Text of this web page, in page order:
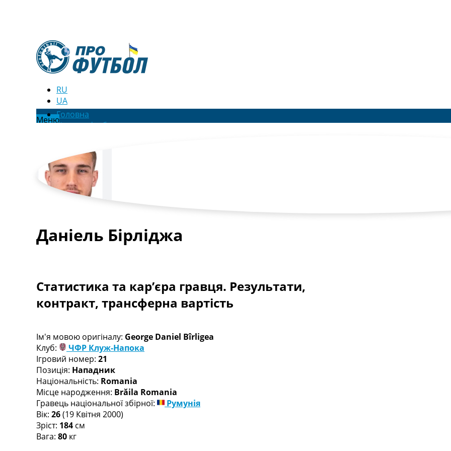
RU
UA
МенюГоловна
Новини футболу
Футбольні трансфери
Останні коментарі
Конкурс прогнозів
Логін
Турніри
Чемпіонат Світу
Англія. Прем’єр-Ліга
Іспанія. Ла Ліга
Ще Турніри >>>
Чемпіонат Світу. Турнирні таблиці
Таблиця УПЛ
Перша Ліга
Таблиця АПЛ
Таблиця Ла Ліги
Таблиця Ліги Чемпіонів
Всі таблиці >>>
Рейтинги
Рейтинг країн УЄФА
Даніель Бірліджа
Статистика та кар’єра гравця. Результати,
контракт, трансферна вартість
Ім'я мовою оригіналу: George Daniel Bîrligea
Клуб:
ЧФР Клуж-Напока
Ігровий номер: 21
Позиція: Нападник
Національність: Romania
Місце народження: Brăila Romania
Гравець національної збірної:
Румунія
Вік: 26(19 Квітня 2000)
Зріст: 184 см
Вага: 80 кг